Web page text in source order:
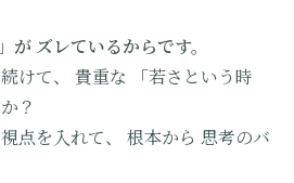
が ズレているからです。
けて、 貴重な
「若さという時
？
点を入れて、 根本から 思考のバ